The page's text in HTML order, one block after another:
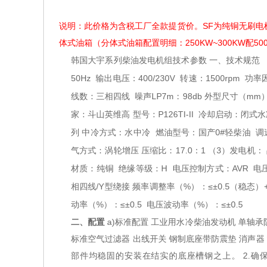
说明：此价格为含税工厂全款提货价。SF为纯铜无刷
体式油箱（分体式油箱配置明细：250KW~300KW配
韩国大宇系列柴油发电机组技术参数 一、技术规范
50Hz 输出电压：400/230V 转速：1500rpm 功率
线数：三相四线 噪声LP7m：98db 外型尺寸（mm
家：斗山英维高 型号：P126TI-II 冷却启动：闭式
列 中冷方式：水中冷 燃油型号：国产0#轻柴油 调
气方式：涡轮增压 压缩比：17.0：1 （3）发电机：
材质：纯铜 绝缘等级：H 电压控制方式：AVR 电
相四线/Y型绕接 频率调整率（%）：≤±0.5（稳态）
动率（%）：≤±0.5
电压波动率（%）：≤±0.5
二、配置 a)标准配置 工业用水冷柴油发动机 单轴
标准空气过滤器 出线开关 钢制底座带防震垫 消声
部件均稳固的安装在结实的底座槽钢之上。 2.确